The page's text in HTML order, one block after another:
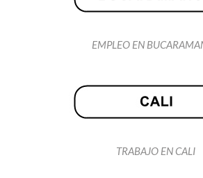
EMPLEO EN
TRABAJO EN CALI